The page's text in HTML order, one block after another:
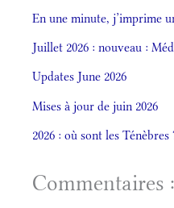
En une minute, j’imprime
Juillet 2026 : nouveau :
Updates June 2026
Mises à jour de juin 2026
2026 : où sont les Ténèbres
Commentaires :